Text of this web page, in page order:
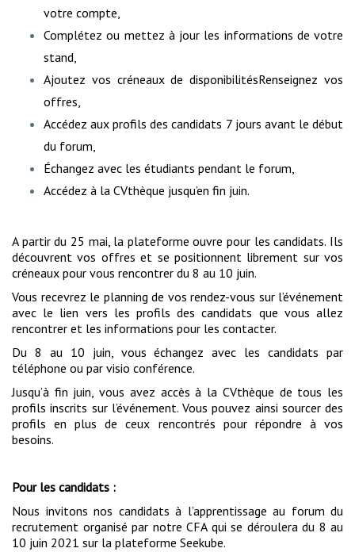
votre compte,
Complétez ou mettez à jour les informations de votre
stand,
Ajoutez vos créneaux de disponibilitésRenseignez vos
offres,
Accédez aux profils des candidats 7 jours avant le début
du forum,
Échangez avec les étudiants pendant le forum,
Accédez à la CVthèque jusqu’en fin juin.
A partir du 25 mai, la plateforme ouvre pour les candidats. Ils
découvrent vos offres et se positionnent librement sur vos
créneaux pour vous rencontrer du 8 au 10 juin.
Vous recevrez le planning de vos rendez-vous sur l’événement
avec le lien vers les profils des candidats que vous allez
rencontrer et les informations pour les contacter.
Du 8 au 10 juin, vous échangez avec les candidats par
téléphone ou par visio conférence.
Jusqu’à fin juin, vous avez accès à la CVthèque de tous les
profils inscrits sur l’événement. Vous pouvez ainsi sourcer des
profils en plus de ceux rencontrés pour répondre à vos
besoins.
Pour les candidats :
Nous invitons nos candidats à l’apprentissage au forum du
recrutement organisé par notre CFA qui se déroulera du 8 au
10 juin 2021 sur la plateforme Seekube.